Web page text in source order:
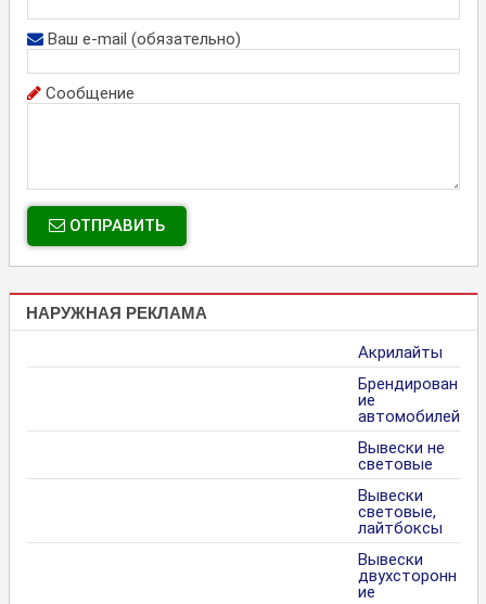
Ваш e-mail (обязательно)
Сообщение
ОТПРАВИТЬ
НАРУЖНАЯ РЕКЛАМА
Акрилайты
Брендирован
ие
автомобилей
Вывески не
световые
Вывески
световые,
лайтбоксы
Вывески
двухсторонн
ие